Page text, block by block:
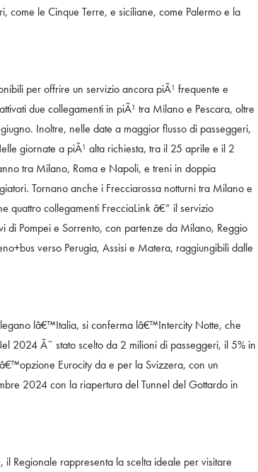
le Cinque Terre, e siciliane, come Palermo e la
per offrire un servizio ancora piÃ¹ frequente e
due collegamenti in piÃ¹ tra Milano e Pescara, oltre
Inoltre, nelle date a maggior flusso di passeggeri,
giornate a piÃ¹ alta richiesta, tra il 25 aprile e il 2
tra Milano, Roma e Napoli, e treni in doppia
Tornano anche i Frecciarossa notturni tra Milano e
quattro collegamenti FrecciaLink â€“ il servizio
di Pompei e Sorrento, con partenze da Milano, Reggio
verso Perugia, Assisi e Matera, raggiungibili dalle
lâ€™Italia, si conferma lâ€™Intercity Notte, che
2024 Ã¨ stato scelto da 2 milioni di passeggeri, il 5% in
Eurocity da e per la Svizzera, con un
2024 con la riapertura del Tunnel del Gottardo in
Regionale rappresenta la scelta ideale per visitare